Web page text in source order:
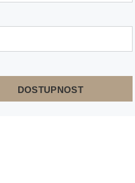
DOSTUPNOST